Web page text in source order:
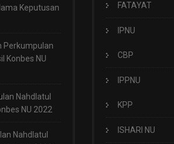
Keputusan
Perkumpulan
Konbes NU
Nahdlatul
NU 2022
Nahdlatul
FATAYAT
IPNU
CBP
IPPNU
KPP
ISHARI NU